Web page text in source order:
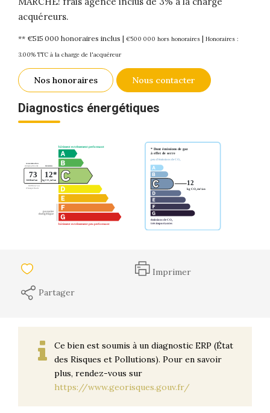
acquéreurs.
** €515 000 honoraires inclus | €500 000 hors honoraires | Honoraires :
3.00% TTC à la charge de l'acquéreur
Nos honoraires Nous contacter
Diagnostics énergétiques
Imprimer
Partager
Ce bien est soumis à un diagnostic ERP (État
des Risques et Pollutions). Pour en savoir
plus, rendez-vous sur
https://www.georisques.gouv.fr/